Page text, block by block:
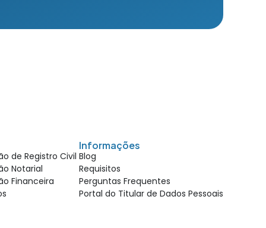
Informações
Blog
Requisitos
Perguntas Frequentes
Portal do Titular de Dados Pessoais
de Registro Civil
Notarial
Financeira